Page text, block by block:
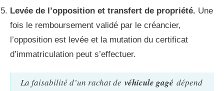
Levée de l’opposition et transfert de propriété. Une
fois le remboursement validé par le créancier,
l’opposition est levée et la mutation du certificat
d’immatriculation peut s’effectuer.
La faisabilité d’un rachat de véhicule gagé dépend